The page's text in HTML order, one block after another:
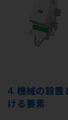
4. 機械の設置
ける要素